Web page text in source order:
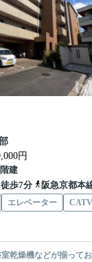
円
建
歩7分
阪急京都本線
エレベーター CATV
乾燥機などが揃って